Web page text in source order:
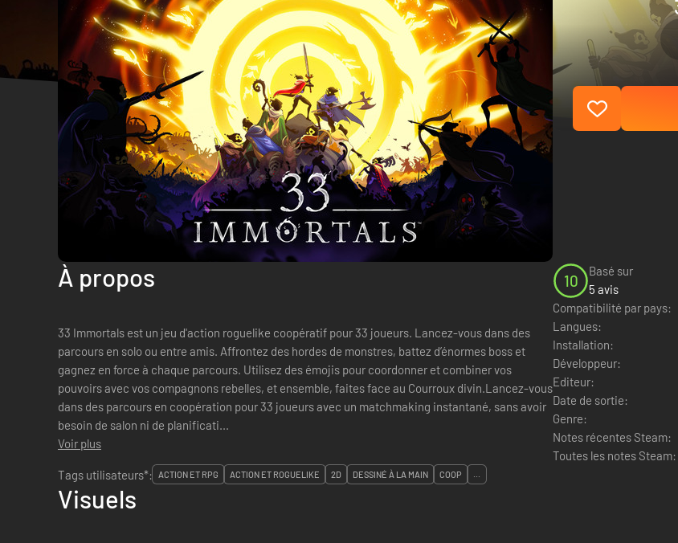
À propos
33 Immortals est un jeu d'action roguelike coopératif pour 33 joueurs. Lancez-vous dans des
parcours en solo ou entre amis. Affrontez des hordes de monstres, battez d’énormes boss et
gagnez en force à chaque parcours. Utilisez des émojis pour coordonner et combiner vos
pouvoirs avec vos compagnons rebelles, et ensemble, faites face au Courroux divin.Lancez-vous
dans des parcours en coopération pour 33 joueurs avec un matchmaking instantané, sans avoir
besoin de salon ni de planificati...
Voir plus
10
Basé sur
5 avis
Compatibilité par pays:
Langues:
Installation:
Développeur:
Editeur:
Date de sortie:
Genre:
Notes récentes Steam:
Toutes les notes Steam:
Tags utilisateurs*:
ACTION ET RPG ACTION ET ROGUELIKE 2D DESSINÉ À LA MAIN COOP ...
Visuels